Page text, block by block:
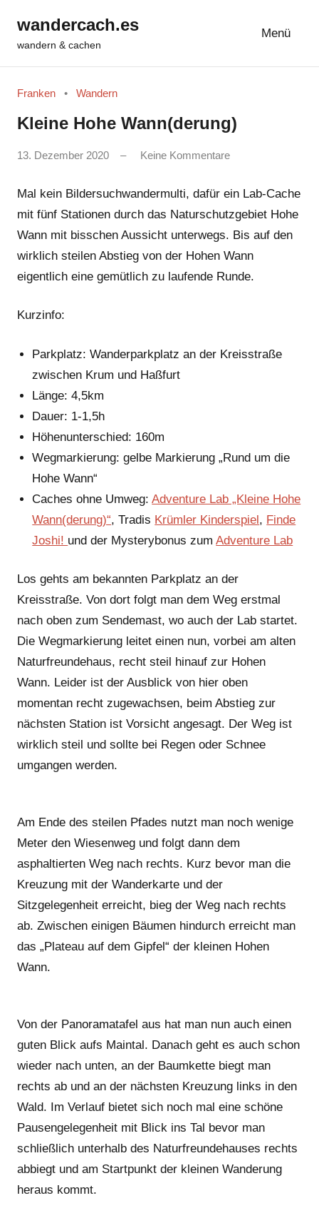
Inhalt
springen
wandercach.es
wandern & cachen
Menü
Franken Wandern
Kleine Hohe Wann(derung)
von
13. Dezember 2020 Keine Kommentare
Mal kein Bildersuchwandermulti, dafür ein Lab-Cache
mit fünf Stationen durch das Naturschutzgebiet Hohe
Wann mit bisschen Aussicht unterwegs. Bis auf den
wirklich steilen Abstieg von der Hohen Wann
eigentlich eine gemütlich zu laufende Runde.
Kurzinfo:
Parkplatz: Wanderparkplatz an der Kreisstraße
zwischen Krum und Haßfurt
Länge: 4,5km
Dauer: 1-1,5h
Höhenunterschied: 160m
Wegmarkierung: gelbe Markierung „Rund um die
Hohe Wann“
Caches ohne Umweg:Adventure Lab „Kleine Hohe
Wann(derung)“, Tradis Krümler Kinderspiel, Finde
Joshi! und der Mysterybonus zumAdventure Lab
Los gehts am bekannten Parkplatz an der
Kreisstraße. Von dort folgt man dem Weg erstmal
nach oben zum Sendemast, wo auch der Lab startet.
Die Wegmarkierung leitet einen nun, vorbei am alten
Naturfreundehaus, recht steil hinauf zur Hohen
Wann. Leider ist der Ausblick von hier oben
momentan recht zugewachsen, beim Abstieg zur
nächsten Station ist Vorsicht angesagt. Der Weg ist
wirklich steil und sollte bei Regen oder Schnee
umgangen werden.
Am Ende des steilen Pfades nutzt man noch wenige
Meter den Wiesenweg und folgt dann dem
asphaltierten Weg nach rechts. Kurz bevor man die
Kreuzung mit der Wanderkarte und der
Sitzgelegenheit erreicht, bieg der Weg nach rechts
ab. Zwischen einigen Bäumen hindurch erreicht man
das „Plateau auf dem Gipfel“ der kleinen Hohen
Wann.
Von der Panoramatafel aus hat man nun auch einen
guten Blick aufs Maintal. Danach geht es auch schon
wieder nach unten, an der Baumkette biegt man
rechts ab und an der nächsten Kreuzung links in den
Wald. Im Verlauf bietet sich noch mal eine schöne
Pausengelegenheit mit Blick ins Tal bevor man
schließlich unterhalb des Naturfreundehauses rechts
abbiegt und am Startpunkt der kleinen Wanderung
heraus kommt.